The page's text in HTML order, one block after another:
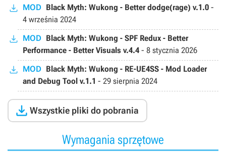
MOD Black Myth: Wukong - Better dodge(rage) v.1.0 -
4 września 2024
MOD Black Myth: Wukong - SPF Redux - Better
Performance - Better Visuals v.4.4 - 8 stycznia 2026
MOD Black Myth: Wukong - RE-UE4SS - Mod Loader
and Debug Tool v.1.1 - 29 sierpnia 2024
 Wszystkie pliki do pobrania
Wymagania sprzętowe